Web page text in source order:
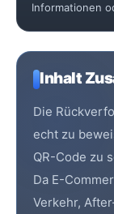
Informationen
Inhalt
Die
echt zu
QR-Code zu
Da E-
Verkehr,